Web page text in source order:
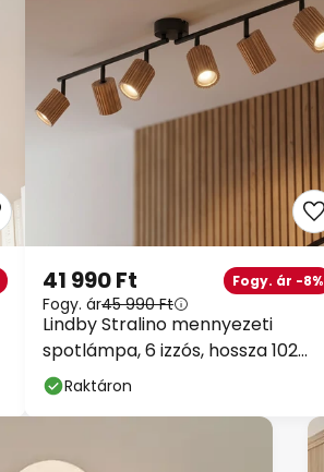
Lindby Stralino mennyezeti
spotlámpa, 6 izzós, hossza 102
cm, fa
41 990 Ft Fogy. ár -8%
Fogy. ár45 990 Ft
Raktáron